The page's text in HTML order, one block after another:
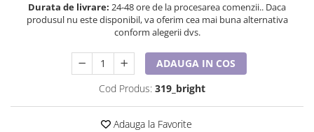
Lenjerii de pat pentru copii
Cadouri Cuplu
Pijamale de CRACIUN
Durata de livrare: 24-48 ore de la procesarea comenzii.. Daca
produsul nu este disponibil, va oferim cea mai buna alternativa
conform alegerii dvs.
ADAUGA IN COS
Cod Produs: 319_bright
Adauga la Favorite